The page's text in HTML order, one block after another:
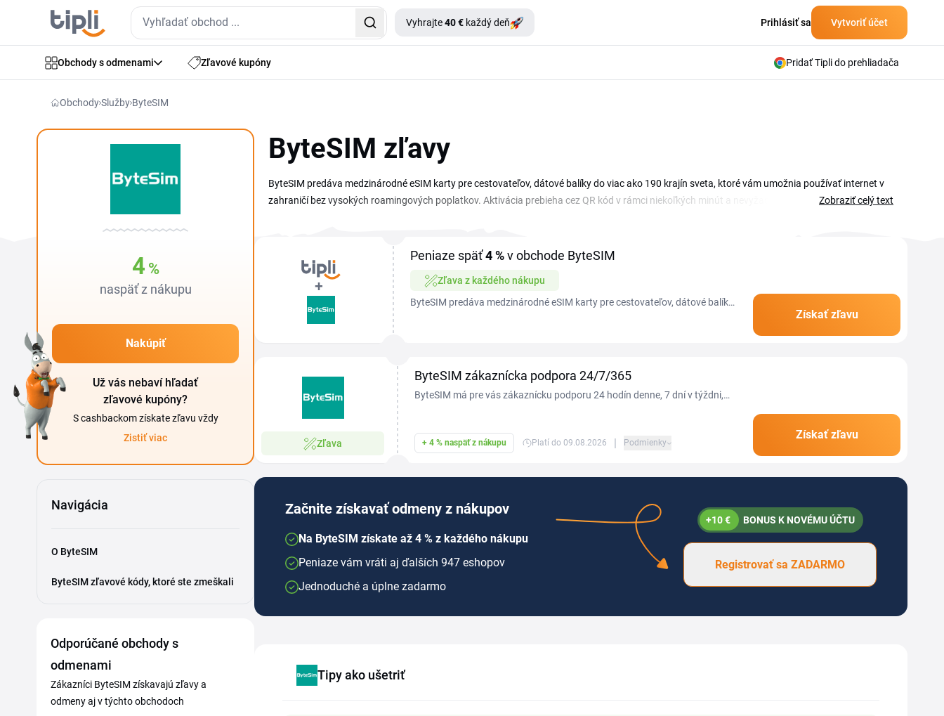
Vyhrajte40 € každý deň Prihlásiť sa Vytvoriť účet
Obchody s odmenami Zľavové kupóny Pridať Tipli do prehliadača
ObchodySlužby ByteSIM
4 %
naspäť z nákupu
Nakúpiť
Už vás nebaví hľadať
zľavové kupóny?
S cashbackom získate zľavu vždy
Zistiť viac
Navigácia
O ByteSIM
ByteSIM zľavové kódy, ktoré ste zmeškali
Odporúčané obchody s
odmenami
Zákazníci ByteSIM získavajú zľavy a
odmeny aj v týchto obchodoch
ByteSIM zľavy
ByteSIM predáva medzinárodné eSIM karty pre cestovateľov, dátové balíky do viac ako 190 krajín sveta, ktoré vám umožnia používať internet v
zahraničí bez vysokých roamingových poplatkov. Aktivácia prebieha cez QR kód v rámci niekoľkých minút a nevyžaduje fyzickú SIM kartu. S
dátového balíka sa zníži okamžite. ByteSIM akcie sa menia priebežne, oplatí sa preto skontrolovať aktuálny prehľad pred každou cestou.
Zobraziť celý text
Peniaze späť4 %v obchode ByteSIM
Zľava z každého nákupu
ByteSIM predáva medzinárodné eSIM karty pre cestovateľov, dátové balíky
Získať zľavu
Zľava
ByteSIM zákaznícka podpora 24/7/365
ByteSIM má pre vás zákaznícku podporu 24 hodín denne, 7 dní v týždni,
+ 4 % naspäť z nákupu Platí do 09.08.2026 | Podmienky
Získať zľavu
Začnite získavať odmeny z nákupov
Na ByteSIM získate až 4 % z každého nákupu
Peniaze vám vráti aj ďalších 947 eshopov
Jednoduché a úplne zadarmo
+10 € BONUS K NOVÉMU ÚČTU
Registrovať sa ZADARMO
Tipy ako ušetriť